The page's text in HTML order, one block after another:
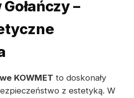
–
KOWMET to doskonały
z estetyką. W